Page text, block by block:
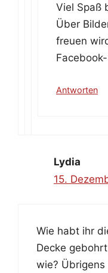
Viel Spaß
Über
freuen
Antworten
Lydia
15.
Wie habt ihr
Decke
wie?